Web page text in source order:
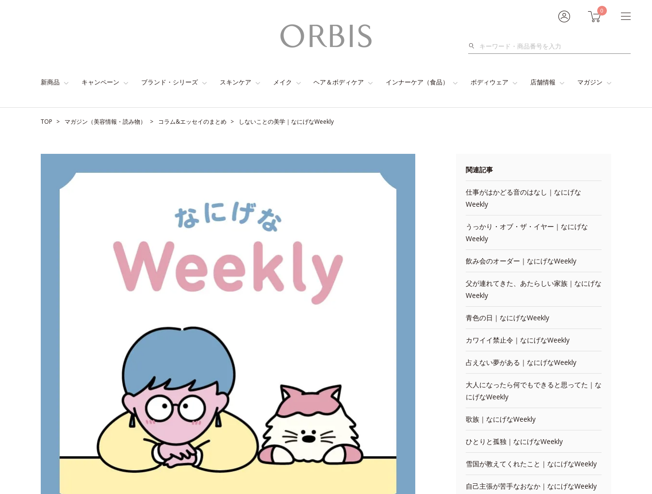
0
検
新商品 キャンペーン ブランド・シリーズ スキンケア メイク ヘア＆ボディケア インナーケア（食品） ボディウェア 店舗情報 マガジン
TOP マガジン（美容情報・読み物） コラム&エッセイのまとめ しないことの美学｜なにげなWeekly
関連記事
仕事がはかどる音のはなし｜なにげな
Weekly
うっかり・オブ・ザ・イヤー｜なにげな
Weekly
飲み会のオーダー｜なにげなWeekly
父が連れてきた、あたらしい家族｜なにげな
Weekly
青色の日｜なにげなWeekly
カワイイ禁止令｜なにげなWeekly
占えない夢がある｜なにげなWeekly
大人になったら何でもできると思ってた｜な
にげなWeekly
歌族｜なにげなWeekly
ひとりと孤独｜なにげなWeekly
雪国が教えてくれたこと｜なにげなWeekly
自己主張が苦手なおなか｜なにげなWeekly